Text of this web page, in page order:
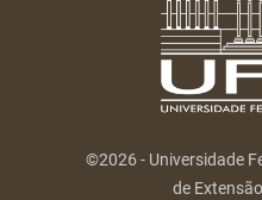
©2026 - Universidade
de